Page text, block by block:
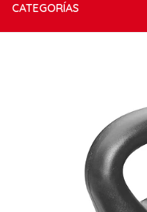
CATEGORÍAS